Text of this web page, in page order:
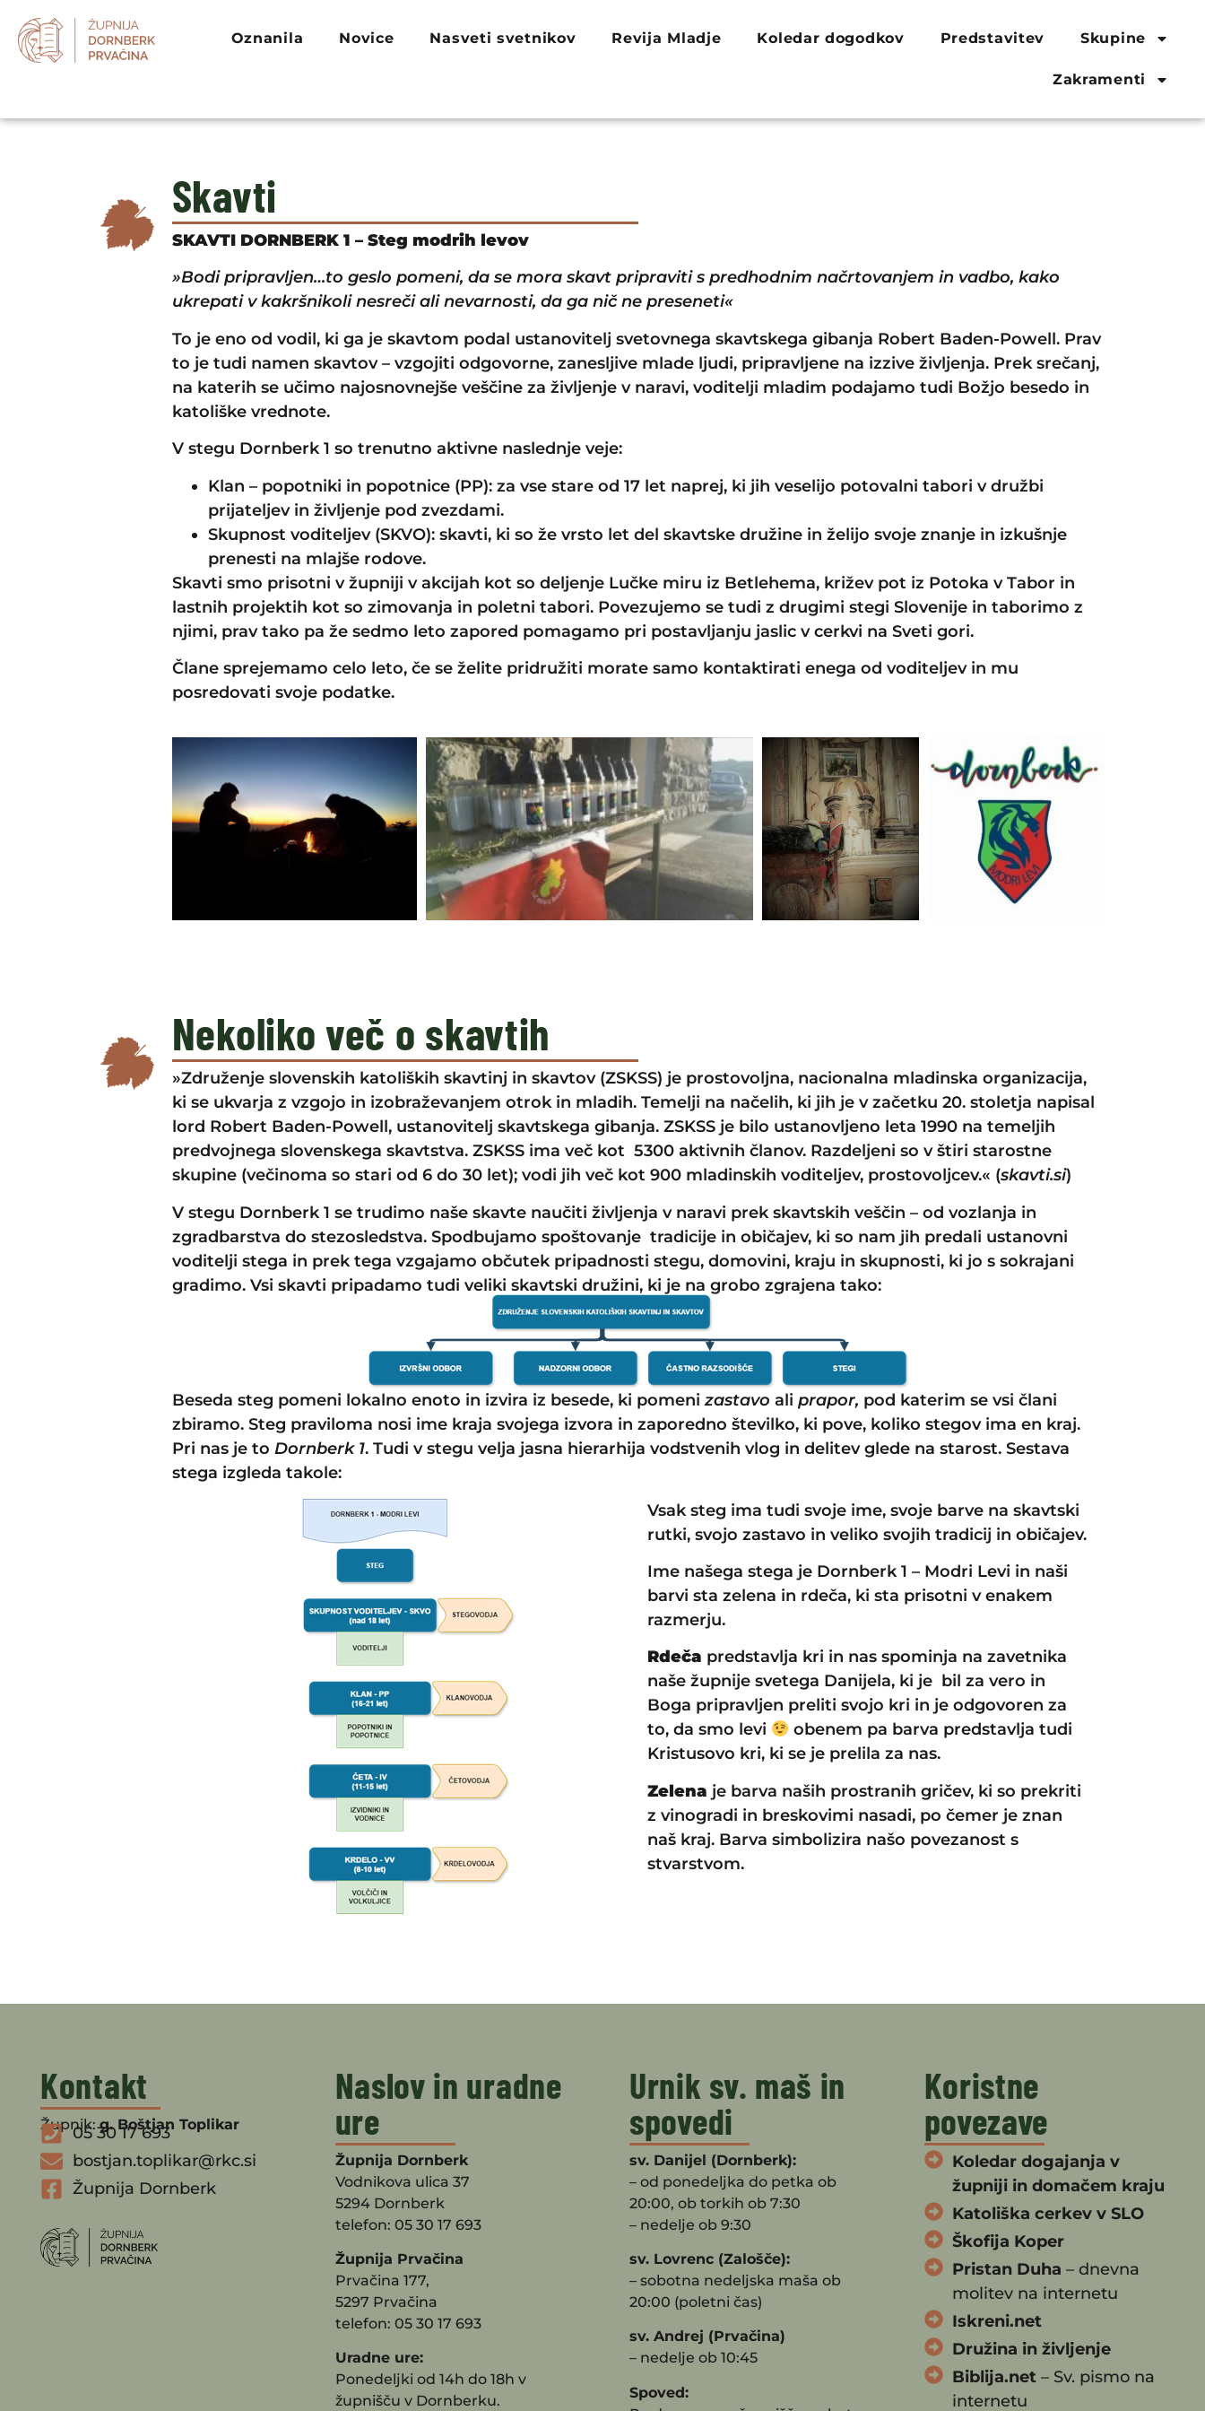
Oznanila Novice Nasveti svetnikov Revija Mladje Koledar dogodkov Predstavitev Skupine
Zakramenti
Skavti
SKAVTI DORNBERK 1 – Steg modrih levov
»Bodi pripravljen…to geslo pomeni, da se mora skavt pripraviti s predhodnim načrtovanjem in vadbo, kako
ukrepati v kakršnikoli nesreči ali nevarnosti, da ga nič ne preseneti«
To je eno od vodil, ki ga je skavtom podal ustanovitelj svetovnega skavtskega gibanja Robert Baden-Powell. Prav
to je tudi namen skavtov – vzgojiti odgovorne, zanesljive mlade ljudi, pripravljene na izzive življenja. Prek srečanj,
na katerih se učimo najosnovnejše veščine za življenje v naravi, voditelji mladim podajamo tudi Božjo besedo in
katoliške vrednote.
V stegu Dornberk 1 so trenutno aktivne naslednje veje:
Klan – popotniki in popotnice (PP): za vse stare od 17 let naprej, ki jih veselijo potovalni tabori v družbi
prijateljev in življenje pod zvezdami.
Skupnost voditeljev (SKVO): skavti, ki so že vrsto let del skavtske družine in želijo svoje znanje in izkušnje
prenesti na mlajše rodove.
Skavti smo prisotni v župniji v akcijah kot so deljenje Lučke miru iz Betlehema, križev pot iz Potoka v Tabor in
lastnih projektih kot so zimovanja in poletni tabori. Povezujemo se tudi z drugimi stegi Slovenije in taborimo z
njimi, prav tako pa že sedmo leto zapored pomagamo pri postavljanju jaslic v cerkvi na Sveti gori.
Člane sprejemamo celo leto, če se želite pridružiti morate samo kontaktirati enega od voditeljev in mu
posredovati svoje podatke.
Nekoliko več o skavtih
»Združenje slovenskih katoliških skavtinj in skavtov (ZSKSS) je prostovoljna, nacionalna mladinska organizacija,
ki se ukvarja z vzgojo in izobraževanjem otrok in mladih. Temelji na načelih, ki jih je v začetku 20. stoletja napisal
lord Robert Baden-Powell, ustanovitelj skavtskega gibanja. ZSKSS je bilo ustanovljeno leta 1990 na temeljih
predvojnega slovenskega skavtstva. ZSKSS ima več kot 5300 aktivnih članov. Razdeljeni so v štiri starostne
skupine (večinoma so stari od 6 do 30 let); vodi jih več kot 900 mladinskih voditeljev, prostovoljcev.« (skavti.si)
V stegu Dornberk 1 se trudimo naše skavte naučiti življenja v naravi prek skavtskih veščin – od vozlanja in
zgradbarstva do stezosledstva. Spodbujamo spoštovanje tradicije in običajev, ki so nam jih predali ustanovni
voditelji stega in prek tega vzgajamo občutek pripadnosti stegu, domovini, kraju in skupnosti, ki jo s sokrajani
gradimo. Vsi skavti pripadamo tudi veliki skavtski družini, ki je na grobo zgrajena tako:
Beseda steg pomeni lokalno enoto in izvira iz besede, ki pomenizastavo ali prapor, pod katerim se vsi člani
zbiramo. Steg praviloma nosi ime kraja svojega izvora in zaporedno številko, ki pove, koliko stegov ima en kraj.
Pri nas je to Dornberk 1. Tudi v stegu velja jasna hierarhija vodstvenih vlog in delitev glede na starost. Sestava
stega izgleda takole:
Vsak steg ima tudi svoje ime, svoje barve na skavtski
rutki, svojo zastavo in veliko svojih tradicij in običajev.
Ime našega stega je Dornberk 1 – Modri Levi in naši
barvi sta zelena in rdeča, ki sta prisotni v enakem
razmerju.
Rdeča predstavlja kri in nas spominja na zavetnika
naše župnije svetega Danijela, ki je bil za vero in
Boga pripravljen preliti svojo kri in je odgovoren za
to, da smo levi
obenem pa barva predstavlja tudi
Kristusovo kri, ki se je prelila za nas.
Zelena je barva naših prostranih gričev, ki so prekriti
z vinogradi in breskovimi nasadi, po čemer je znan
naš kraj. Barva simbolizira našo povezanost s
stvarstvom.
Kontakt
Župnik:g. Boštjan Toplikar
05 30 17 693
bostjan.toplikar@rkc.si
Župnija Dornberk
Naslov in uradne
ure
Župnija Dornberk
Vodnikova ulica 37
5294 Dornberk
telefon: 05 30 17 693
Župnija Prvačina
Prvačina 177,
5297 Prvačina
telefon: 05 30 17 693
Uradne ure:
Ponedeljki od 14h do 18h v
župnišču v Dornberku.
Urnik sv. maš in
spovedi
sv. Danijel (Dornberk):
– od ponedeljka do petka ob
20:00, ob torkih ob 7:30
– nedelje ob 9:30
sv. Lovrenc (Zalošče):
– sobotna nedeljska maša ob
20:00 (poletni čas)
sv. Andrej (Prvačina)
– nedelje ob 10:45
Spoved:
Koristne
povezave
Koledar dogajanja v
župniji in domačem kraju
Katoliška cerkev v SLO
Škofija Koper
Pristan Duha – dnevna
molitev na internetu
Iskreni.net
Družina in življenje
Biblija.net– Sv. pismo na
internetu